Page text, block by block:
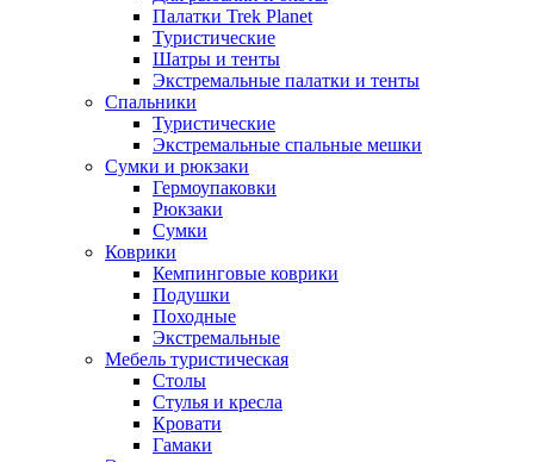
Палатки Trek Planet
Туристические
Шатры и тенты
Экстремальные палатки и тенты
Спальники
Туристические
Экстремальные спальные мешки
Сумки и рюкзаки
Гермоупаковки
Рюкзаки
Сумки
Коврики
Кемпинговые коврики
Подушки
Походные
Экстремальные
Мебель туристическая
Столы
Стулья и кресла
Кровати
Гамаки